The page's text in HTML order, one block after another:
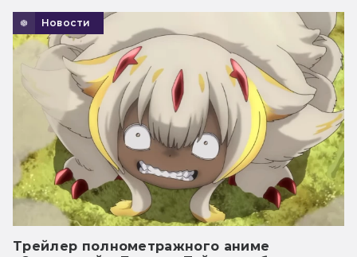
Новости
Трейлер полнометражного аниме